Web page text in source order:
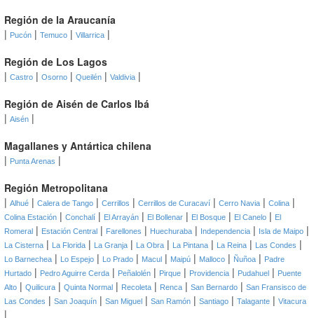
Región de la Araucanía
| Pucón | Temuco | Villarrica |
Región de Los Lagos
| Castro | Osorno | Queilén | Valdivia |
Región de Aisén de Carlos Ibá
| Aisén |
Magallanes y Antártica chilena
| Punta Arenas |
Región Metropolitana
| Alhué | Calera de Tango | Cerrillos | Cerrillos de Curacaví | Cerro Navia | Colina |
Colina Estación | Conchalí | El Arrayán | El Bollenar | El Bosque | El Canelo | El
Romeral | Estación Central | Farellones | Huechuraba | Independencia | Isla de Maipo |
La Cisterna | La Florida | La Granja | La Obra | La Pintana | La Reina | Las Condes |
Lo Barnechea | Lo Espejo | Lo Prado | Macul | Maipú | Malloco | Ñuñoa | Padre
Hurtado | Pedro Aguirre Cerda | Peñalolén | Pirque | Providencia | Pudahuel | Puente
Alto | Quilicura | Quinta Normal | Recoleta | Renca | San Bernardo | San Fransisco de
Las Condes | San Joaquín | San Miguel | San Ramón | Santiago | Talagante | Vitacura
|